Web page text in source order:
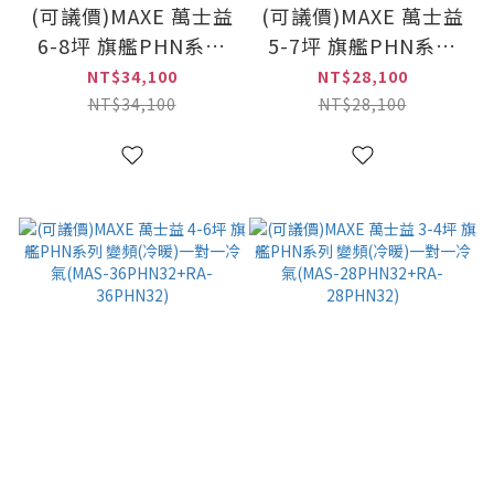
(可議價)MAXE 萬士益
6-8坪 旗艦PHN系列
變頻(冷暖)一對一冷氣
(MAS-50PHN32+RA-
NT$34,100
NT$34,100
(可議價)MAXE 萬士益
5-7坪 旗艦PHN系列
變頻(冷暖)一對一冷氣
(MAS-41PHN32+RA-
NT$28,100
NT$28,100